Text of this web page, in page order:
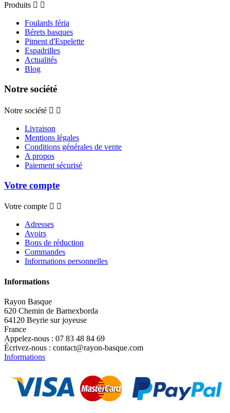
Produits  
Foulards féria
Bérets basques
Piment d'Espelette
Espadrilles
Actualités
Blog
Notre société
Notre société  
Livraison
Mentions légales
Conditions générales de vente
A propos
Paiement sécurisé
Votre compte
Votre compte  
Adresses
Avoirs
Bons de réduction
Commandes
Informations personnelles
Informations
Rayon Basque
620 Chemin de Barnexborda
64120 Beyrie sur joyeuse
France
Appelez-nous : 07 83 48 84 69
Écrivez-nous : contact@rayon-basque.com
Informations